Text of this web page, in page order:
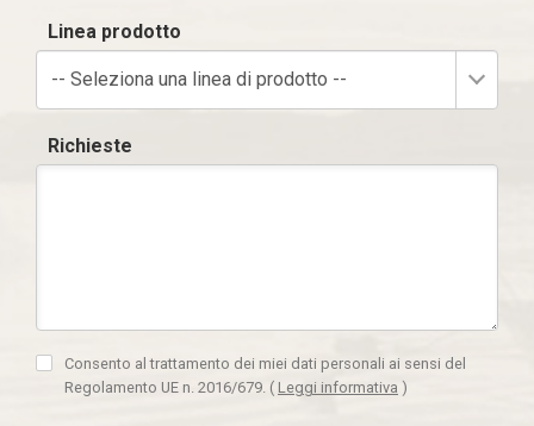
Linea prodotto
-- Seleziona una linea di prodotto --
Richieste
Consento al trattamento dei miei dati personali ai sensi del
Regolamento UE n. 2016/679. ( Leggi informativa )